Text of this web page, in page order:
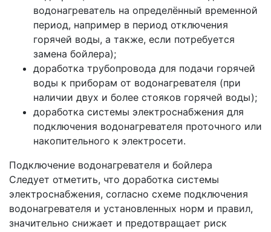
водонагреватель на определённый временной
период, например в период отключения
горячей воды, а также, если потребуется
замена бойлера);
доработка трубопровода для подачи горячей
воды к приборам от водонагревателя (при
наличии двух и более стояков горячей воды);
доработка системы электроснабжения для
подключения водонагревателя проточного или
накопительного к электросети.
Подключение водонагревателя и бойлера
Следует отметить, что доработка системы
электроснабжения, согласно схеме подключения
водонагревателя и установленных норм и правил,
значительно снижает и предотвращает риск